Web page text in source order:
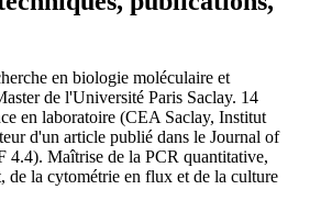
en biologie moléculaire et
de l'Université Paris Saclay. 14
en laboratoire (CEA Saclay, Institut
d'un article publié dans le Journal of
4.4). Maîtrise de la PCR quantitative,
de la cytométrie en flux et de la culture